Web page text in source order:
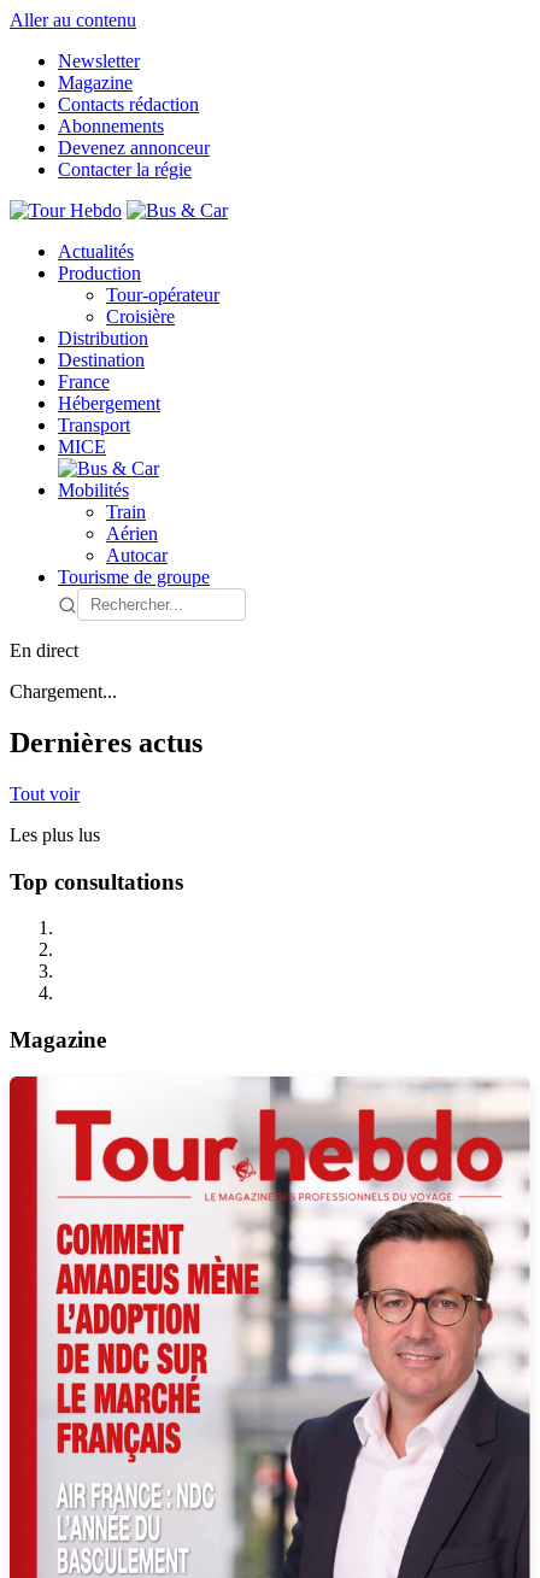
Aller au contenu
Newsletter
Magazine
Contacts rédaction
Abonnements
Devenez annonceur
Contacter la régie
Actualités
Production
Tour-opérateur
Croisière
Distribution
Destination
France
Hébergement
Transport
MICE
Mobilités
Train
Aérien
Autocar
Tourisme de groupe
En direct
Chargement...
Dernières actus
Tout voir
Les plus lus
Top consultations
Magazine